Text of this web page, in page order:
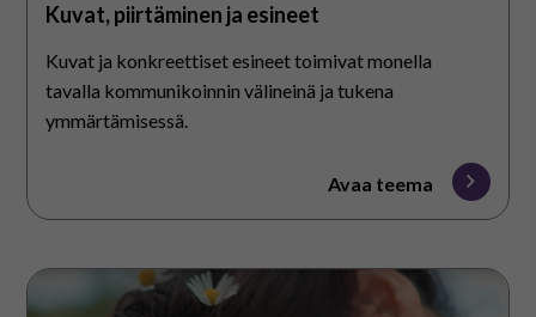
Kuvat, piirtäminen ja esineet
Kuvat ja konkreettiset esineet toimivat monella
tavalla kommunikoinnin välineinä ja tukena
ymmärtämisessä.
Avaa teema
Olemuskieli